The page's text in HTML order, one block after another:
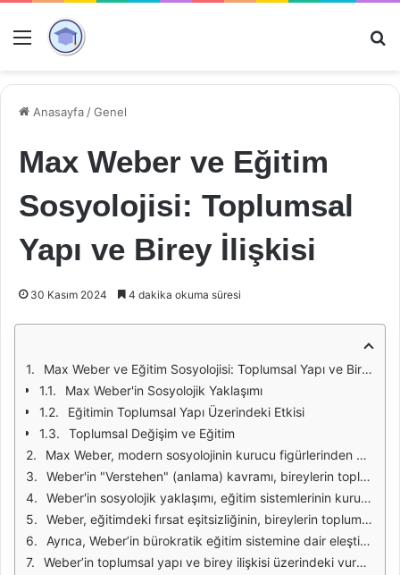
Menü
Anasayfa /Genel
Max Weber ve Eğitim
Sosyolojisi: Toplumsal
Yapı ve Birey İlişkisi
30 Kasım 2024 4 dakika okuma süresi
Max Weber ve Eğitim Sosyolojisi: Toplumsal Yapı ve Birey İlişkisi
Max Weber'in Sosyolojik Yaklaşımı
Eğitimin Toplumsal Yapı Üzerindeki Etkisi
Toplumsal Değişim ve Eğitim
Max Weber, modern sosyolojinin kurucu figürlerinden biri olarak, birey ve toplumsal yapı arasındaki ilişkiyi derinlemesine incelemiştir. Eğitim sosyolojisi bağlamında, Weber’in yaklaşımı, bireylerin toplumsal yapı içindeki konumları ve bu konumların eğitim üzerindeki etkileri üzerinde yoğunlaşmaktadır. Weber, bireylerin sosyal statülerinin, eğitim fırsatlarını ve deneyimlerini nasıl şekillendirdiğine dair önemli gözlemler yapmıştır. Eğitim, bireylerin toplumsal mobilite sağlama aracı olarak görüldüğü için, sosyal sınıf ve eğitim arasındaki ilişkiyi anlamak kritik bir öneme sahiptir.
Weber'in "Verstehen" (anlama) kavramı, bireylerin toplumsal yapı içinde nasıl hareket ettiklerini anlamak için bir yöntem sunar. Eğitim sosyolojisi bağlamında, bireylerin eğitim süreçlerine katılımı ve bu süreçteki deneyimlerini anlamak, toplumsal yapı ile birey arasındaki etkileşimi aydınlatır. Bireylerin eğitim yoluyla elde ettikleri bilgi ve beceriler, onları toplumsal hayatta nasıl konumlandırdıklarını belirlerken, aynı zamanda toplumsal yapı da bireylerin bu süreçteki deneyimlerini şekillendirir.
Weber'in sosyolojik yaklaşımı, eğitim sistemlerinin kurumsal yapıları ve bu yapıların bireyler üzerindeki etkisi üzerinde de durur. Eğitim kurumları, bireylerin sosyal kimliklerini ve normlarını şekillendiren önemli birer sosyal yapıdır. Bu bağlamda, eğitim sisteminin toplumsal cinsiyet, ırk, etnik köken ve sınıf gibi faktörlerle nasıl etkileşime girdiği, bireylerin eğitim deneyimlerini ve toplumsal konumlarını belirler. Bu etkileşim, bireylerin toplumsal alanda nasıl yer aldıklarını ve hangi fırsatlara erişebileceklerini etkiler.
Weber, eğitimdeki fırsat eşitsizliğinin, bireylerin toplumsal konumlarıyla doğrudan ilişkili olduğunu savunmuştur. Bu eşitsizlik, bireylerin eğitimden elde ettikleri kazanımları ve toplum içindeki rollerini belirler. Örneğin, yüksek sosyoekonomik statüye sahip ailelerden gelen bireyler, daha iyi eğitim imkanlarına erişim sağlarken, düşük sosyoekonomik statüdeki bireyler bu olanaklardan yoksun kalabilir. Bu durum, bireylerin toplumsal hareketliliğini sınırlar ve toplumsal yapının yeniden üretilmesine katkıda bulunur.
Ayrıca, Weber’in bürokratik eğitim sistemine dair eleştirileri de dikkate değerdir. Eğitim kurumları, belirli bir düzen ve hiyerarşi içerisinde işler ve bu durum, bireylerin eğitim süreçlerinde deneyimledikleri otorite ilişkilerini etkiler. Bu otorite, bireylerin kendilerini ifade etme ve eğitimdeki rolünü kavrama biçimlerini şekillendirir. Bürokratik yapıların bireyler üzerindeki etkisi, eğitim sosyolojisi açısından önemli bir çalışmadır.
Weber’in toplumsal yapı ve birey ilişkisi üzerindeki vurgusu, eğitim sosyolojisinde bireylerin toplumsal kimliklerini nasıl inşa ettiğini anlamaya yardımcı olur. Eğitim, yalnızca bilgi aktarımı değil, aynı zamanda bireylerin toplumsal rollerini ve kimliklerini geliştirdikleri bir alan olarak görülmelidir. Bu nedenle, eğitim sosyolojisi araştırmaları, bireylerin eğitim deneyimlerinin toplumsal yapı ile nasıl etkileşimde bulunduğunu anlamaya yönelik önemli veriler sunar.